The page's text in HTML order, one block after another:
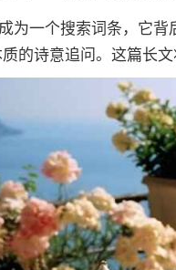
为一个搜索词条，它
的诗意追问。这篇长